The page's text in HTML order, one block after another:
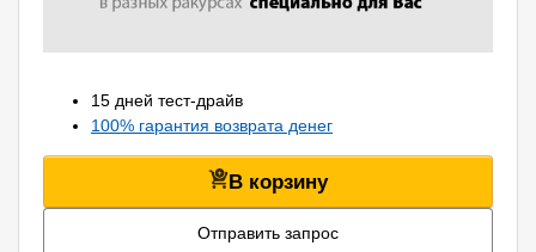
15 дней тест-драйв
100% гарантия возврата денег
В корзину
Отправить запрос